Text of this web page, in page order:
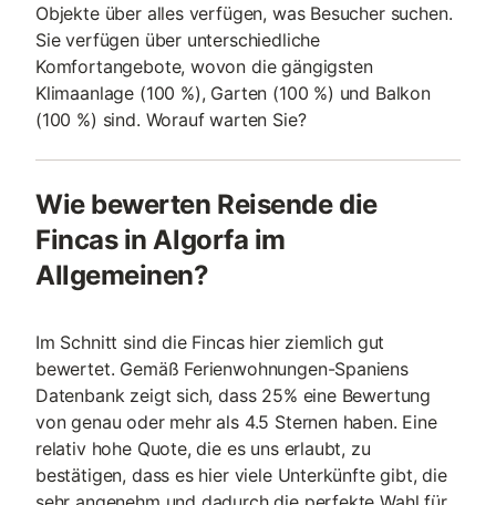
Objekte über alles verfügen, was Besucher suchen.
Sie verfügen über unterschiedliche
Komfortangebote, wovon die gängigsten
Klimaanlage (100 %), Garten (100 %) und Balkon
(100 %) sind. Worauf warten Sie?
Wie bewerten Reisende die
Fincas in Algorfa im
Allgemeinen?
Im Schnitt sind die Fincas hier ziemlich gut
bewertet. Gemäß Ferienwohnungen-Spaniens
Datenbank zeigt sich, dass 25% eine Bewertung
von genau oder mehr als 4.5 Sternen haben. Eine
relativ hohe Quote, die es uns erlaubt, zu
bestätigen, dass es hier viele Unterkünfte gibt, die